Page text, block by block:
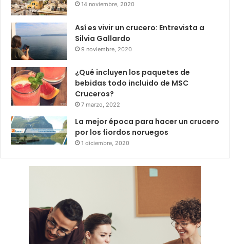
14 noviembre, 2020
Así es vivir un crucero: Entrevista a
Silvia Gallardo
9 noviembre, 2020
¿Qué incluyen los paquetes de
bebidas todo incluido de MSC
Cruceros?
7 marzo, 2022
La mejor época para hacer un crucero
por los fiordos noruegos
1 diciembre, 2020